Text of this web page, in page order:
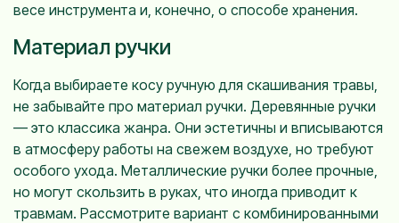
весе инструмента и, конечно, о способе хранения.
Материал ручки
Когда выбираете косу ручную для скашивания травы,
не забывайте про материал ручки. Деревянные ручки
— это классика жанра. Они эстетичны и вписываются
в атмосферу работы на свежем воздухе, но требуют
особого ухода. Металлические ручки более прочные,
но могут скользить в руках, что иногда приводит к
травмам. Рассмотрите вариант с комбинированными